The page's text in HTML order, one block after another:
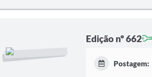
Edição nº 662
Postagem: